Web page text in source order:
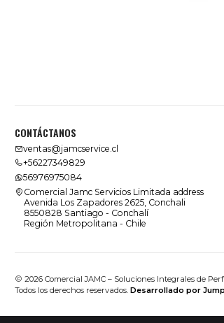
CONTÁCTANOS
ventas@jamcservice.cl
+56227349829
56976975084
Comercial Jamc Servicios Limitada address
Avenida Los Zapadores 2625, Conchali
8550828 Santiago - Conchalí
Región Metropolitana - Chile
2026 Comercial JAMC – Soluciones Integrales de
Todos los derechos reservados. Desarrollado por